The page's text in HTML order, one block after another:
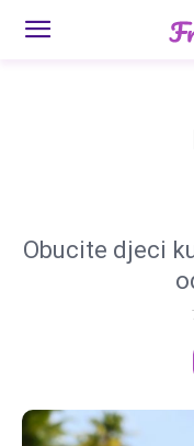
Obucite djeci